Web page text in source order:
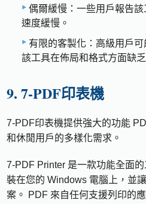
偶爾緩慢：一些用戶報告
速度緩慢。
有限的客製化：高級用戶
該工具在佈局和格式方面缺
9. 7-PDF印表機
7-PDF印表機提供強大的功能
和休閒用戶的多樣化需求。
7-PDF Printer 是一款功能全面
裝在您的 Windows 電腦上，並
案。 PDF 來自任何支援列印的